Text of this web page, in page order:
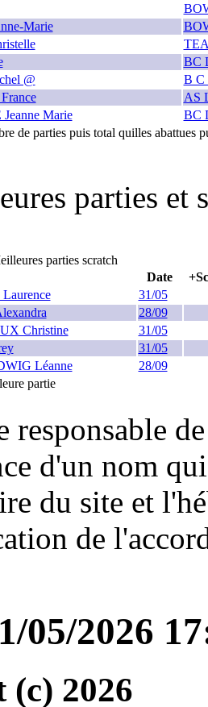
Marie
BC
@
B C
AS
Marie
BC
de parties puis total quilles abattues
parties et
parties scratch
Date
31/05
28/09
Christine
31/05
31/05
Léanne
28/09
partie
responsable
d'un nom
du site et
de
05/2026
2026